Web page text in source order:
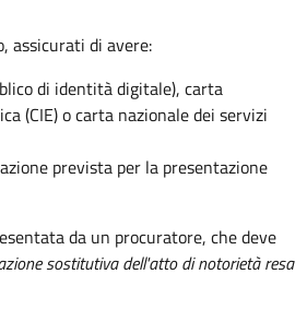
assicurati di avere:
di identità digitale), carta
(CIE) o carta nazionale dei servizi
prevista per la presentazione
da un procuratore, che deve
sostitutiva dell'atto di notorietà resa